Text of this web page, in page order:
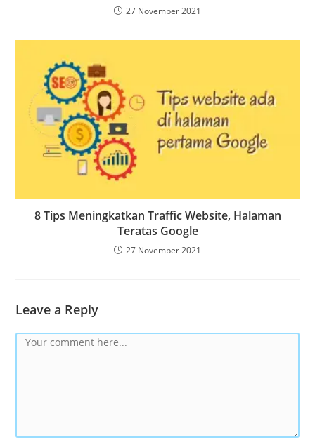
27 November 2021
8 Tips Meningkatkan Traffic Website, Halaman
Teratas Google
27 November 2021
Leave a Reply